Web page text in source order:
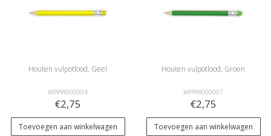
Houten vulpotlood, Geel
WPPW000004
€2,75
Toevoegen aan winkelwagen
Houten vulpotlood, Groen
WPPW000007
€2,75
Toevoegen aan winkelwagen